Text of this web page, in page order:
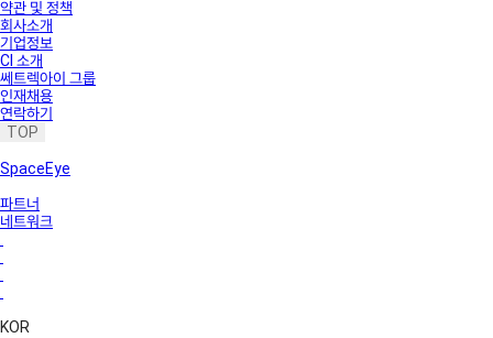
약관 및 정책
회사소개
기업정보
CI 소개
쎄트렉아이 그룹
인재채용
연락하기
TOP
SpaceEye
파트너
네트워크
KOR